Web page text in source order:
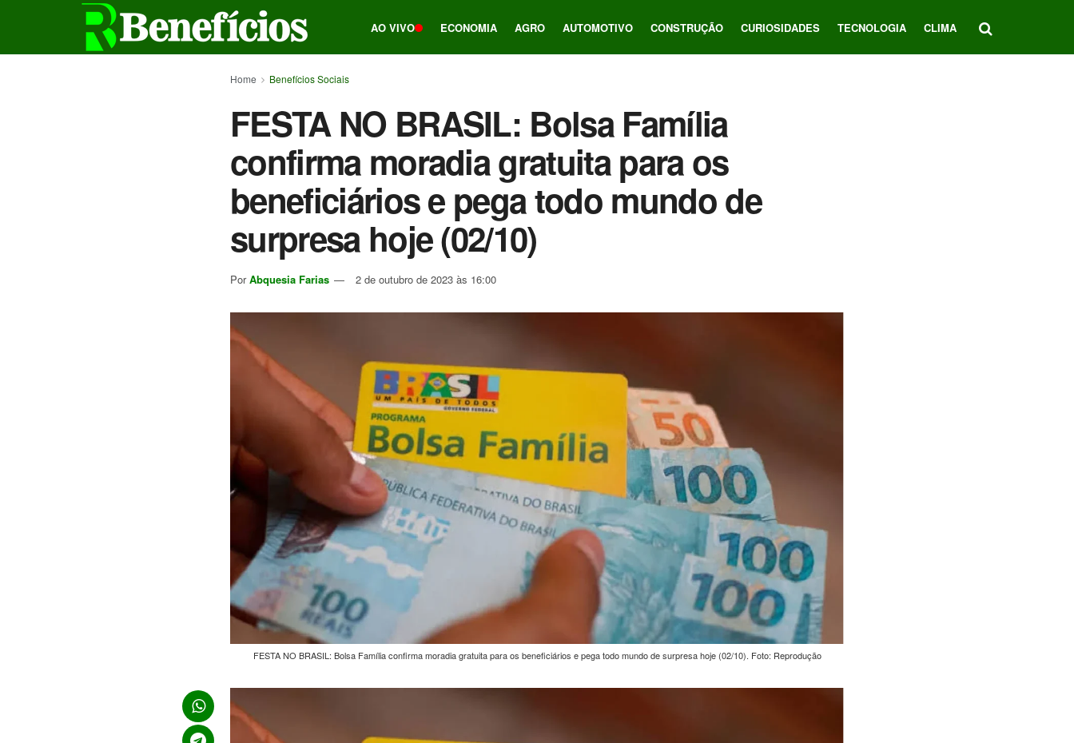
AO VIVO ECONOMIA AGRO AUTOMOTIVO CONSTRUÇÃO CURIOSIDADES TECNOLOGIA CLIMA
Home Benefícios Sociais
FESTA NO BRASIL: Bolsa Família
confirma moradia gratuita para os
beneficiários e pega todo mundo de
surpresa hoje (02/10)
Por Abquesia Farias 2 de outubro de 2023 às 16:00
FESTA NO BRASIL: Bolsa Família confirma moradia gratuita para os beneficiários e pega todo mundo de surpresa hoje (02/10). Foto: Reprodução